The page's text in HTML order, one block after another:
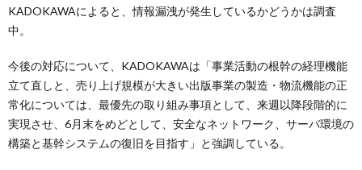
KADOKAWAによると、情報漏洩が発生しているかどうかは調査
中。
今後の対応について、KADOKAWAは「事業活動の根幹の経理機能
立て直しと、売り上げ規模が大きい出版事業の製造・物流機能の正
常化については、最優先の取り組み事項として、来週以降段階的に
実現させ、6月末をめどとして、安全なネットワーク、サーバ環境の
構築と基幹システムの復旧を目指す」と強調している。